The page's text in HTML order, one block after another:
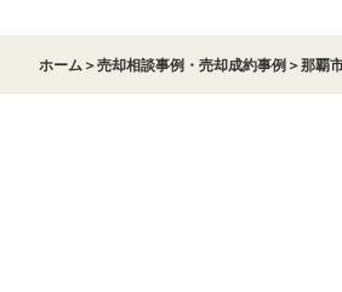
ホーム ＞売却相談事例・売却成約事例 ＞那覇